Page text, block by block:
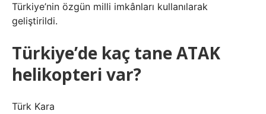
Türkiye’nin özgün milli imkânları kullanılarak
geliştirildi.
Türkiye’de kaç tane ATAK
helikopteri var?
Türk Kara